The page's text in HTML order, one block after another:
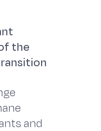
the
and